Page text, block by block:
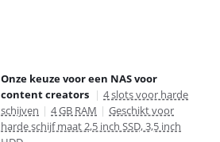
Onze keuze voor een NAS voor
content creators | 4 slots voor harde
schijven | 4 GB RAM | Geschikt voor
harde schijf maat 2,5 inch SSD, 3,5 inch